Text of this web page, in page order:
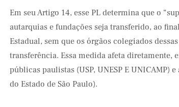
Em seu Artigo 14, esse PL determina que o
autarquias e fundações seja transferido, ao
Estadual, sem que os órgãos colegiados
transferência. Essa medida afeta diretamente,
públicas paulistas (USP, UNESP E UNICAMP)
do Estado de São Paulo).
ifood